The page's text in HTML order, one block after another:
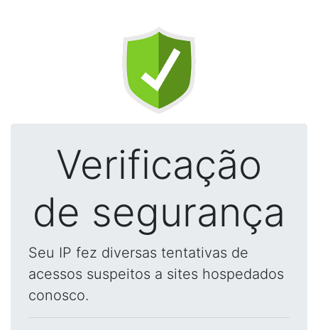
Verificação
de segurança
Seu IP fez diversas tentativas de
acessos suspeitos a sites hospedados
conosco.